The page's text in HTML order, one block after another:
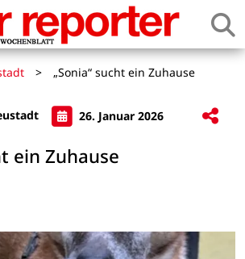
> „Sonia“ sucht ein Zuhause
26. Januar 2026
ein Zuhause